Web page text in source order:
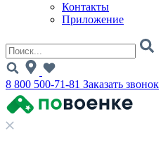
Контакты
Приложение
8 800 500-71-81 Заказать звонок